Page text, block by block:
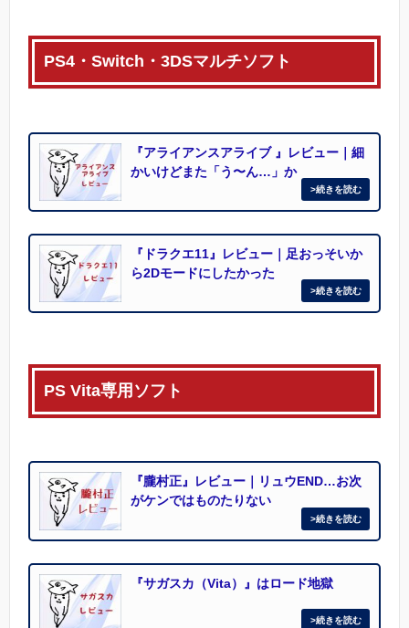
PS4・Switch・3DSマルチソフト
『アライアンスアライブ 』レビュー｜細
かいけどまた「う〜ん…」か
『ドラクエ11』レビュー｜足おっそいか
ら2Dモードにしたかった
PS Vita専用ソフト
『朧村正』レビュー｜リュウEND…お次
がケンではものたりない
『サガスカ（Vita）』はロード地獄